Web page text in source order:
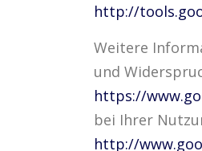
http://
Weitere
und
https://
bei Ihrer
http://